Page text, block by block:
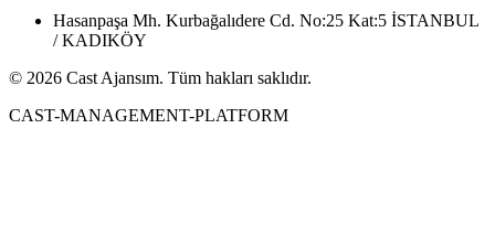
Hasanpaşa Mh. Kurbağalıdere Cd. No:25 Kat:5 İSTANBUL
/ KADIKÖY
© 2026 Cast Ajansım. Tüm hakları saklıdır.
CAST-MANAGEMENT-PLATFORM